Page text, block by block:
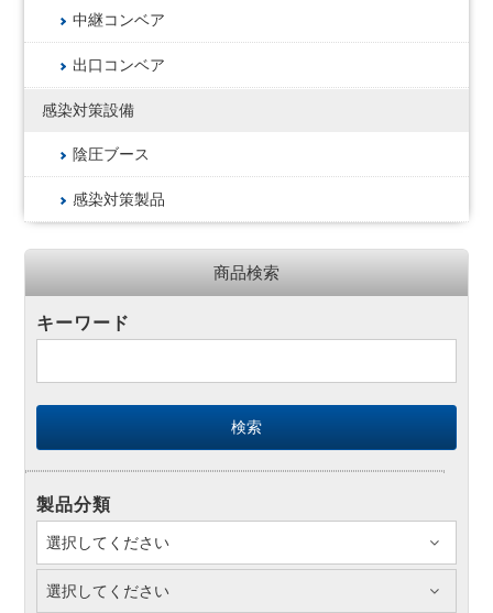
中継コンベア
出口コンベア
感染対策設備
陰圧ブース
感染対策製品
商品検索
キーワード
製品分類